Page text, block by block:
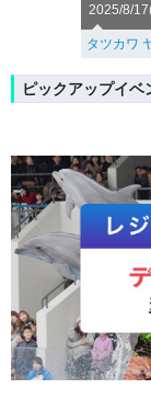
2025/8/
タツカワ
ピックアップイベ